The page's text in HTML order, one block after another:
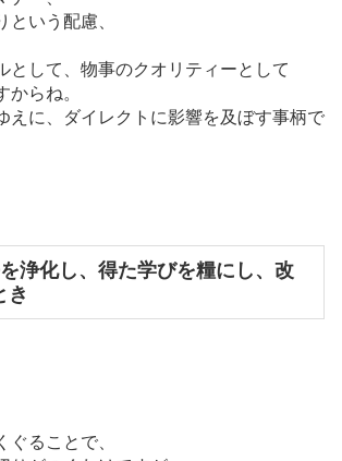
という配慮、
として、物事のクオリティーとして
からね。
えに、ダイレクトに影響を及ぼす事柄で
浄化し、得た学びを糧にし、改
き
ぐることで、